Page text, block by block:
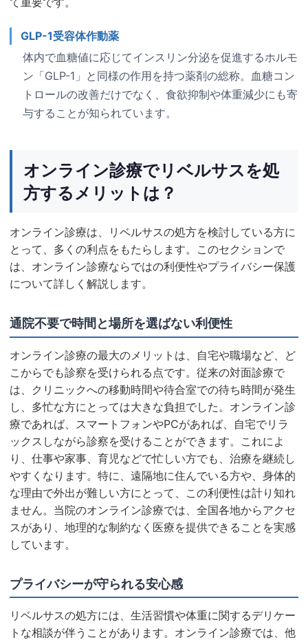
GLP-1受容体作動薬
体内で血糖値に応じてインスリン分泌を促進するホルモ
ン「GLP-1」と同様の作用を持つ薬剤の総称。血糖コン
トロールの改善だけでなく、食欲抑制や体重減少にも寄
与することが知られています。
オンライン診療でリベルサスを処
方するメリットは？
オンライン診療は、リベルサスの処方を検討している方に
とって、多くの利点をもたらします。このセクションで
は、オンライン診療ならではの利便性やプライバシー保護
について詳しく解説します。
通院不要で時間と場所を選ばない利便性
オンライン診療の最大のメリットは、自宅や職場など、ど
こからでも診察を受けられる点です。従来の対面診療で
は、クリニックへの移動時間や待合室での待ち時間が発生
し、多忙な方にとっては大きな負担でした。オンライン診
療であれば、スマートフォンやPCがあれば、自宅でリラ
ックスしながら診察を受けることができます。これによ
り、仕事や家事、育児などで忙しい方でも、治療を継続し
やすくなります。特に、遠隔地に住んでいる方や、身体的
な理由で外出が難しい方にとって、この利便性は計り知れ
ません。当院のオンライン診療では、全国各地からアクセ
スがあり、地理的な制約なく医療を提供できることを実感
しています。
プライバシーが守られる安心感
リベルサスの処方には、生活習慣や体重に関するデリケー
トな相談が伴うことがあります。オンライン診療では、他